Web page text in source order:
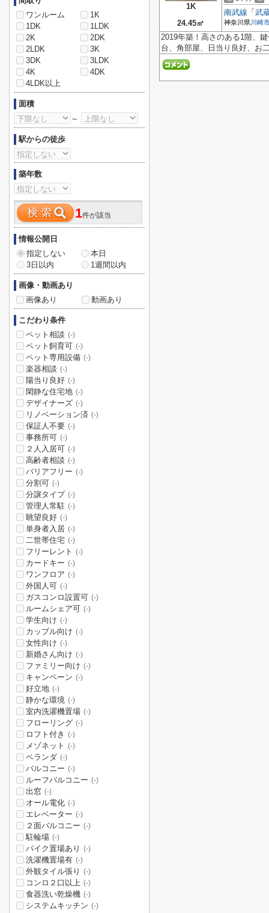
1K
24.45㎡
南武線 「 武
神奈川県川崎
2019年築！高さのある1階、
台、角部屋、日当り良好、お
ワンルーム
1K
1DK
1LDK
2K
2DK
2LDK
3K
3DK
3LDK
4K
4DK
4LDK以上
面積
～
駅からの徒歩
築年数
1件が該当
情報公開日
指定しない
本日
3日以内
1週間以内
画像・動画あり
画像あり
動画あり
こだわり条件
ペット相談 (-)
ペット飼育可 (-)
ペット専用設備 (-)
楽器相談 (-)
陽当り良好 (-)
閑静な住宅地 (-)
デザイナーズ (-)
リノベーション済 (-)
保証人不要 (-)
事務所可 (-)
２人入居可 (-)
高齢者相談 (-)
バリアフリー (-)
分割可 (-)
分譲タイプ (-)
管理人常駐 (-)
眺望良好 (-)
単身者入居 (-)
二世帯住宅 (-)
フリーレント (-)
カードキー (-)
ワンフロア (-)
外国人可 (-)
ガスコンロ設置可 (-)
ルームシェア可 (-)
学生向け (-)
カップル向け (-)
女性向け (-)
新婚さん向け (-)
ファミリー向け (-)
キャンペーン (-)
好立地 (-)
静かな環境 (-)
室内洗濯機置場 (-)
フローリング (-)
ロフト付き (-)
メゾネット (-)
ベランダ (-)
バルコニー (-)
ルーフバルコニー (-)
出窓 (-)
オール電化 (-)
エレベーター (-)
２面バルコニー (-)
駐輪場 (-)
バイク置場あり (-)
洗濯機置場有 (-)
外観タイル張り (-)
コンロ２口以上 (-)
食器洗い乾燥機 (-)
システムキッチン (-)